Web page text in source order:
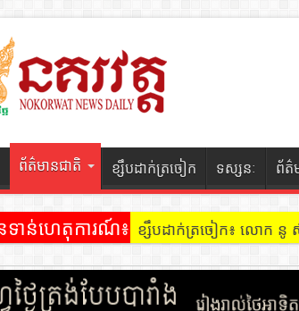
ព័ត៌មានជាតិ ខ្សឹបដាក់ត្រចៀក ទស្សនៈ ព័ត៌
ទាន់ហេតុការណ៍៖ ខ្សឹបដាក់ត្រចៀក ៖ អគារ